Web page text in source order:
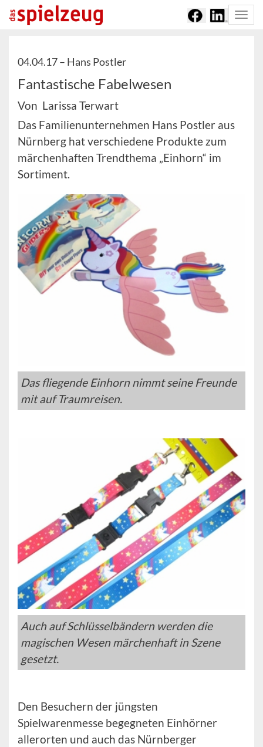
04.04.17 – Hans Postler
Fantastische Fabelwesen
Von Larissa Terwart
Das Familienunternehmen Hans Postler aus
Nürnberg hat verschiedene Produkte zum
märchenhaften Trendthema „Einhorn“ im
Sortiment.
Das fliegende Einhorn nimmt seine Freunde
mit auf Traumreisen.
Auch auf Schlüsselbändern werden die
magischen Wesen märchenhaft in Szene
gesetzt.
Den Besuchern der jüngsten
Spielwarenmesse begegneten Einhörner
allerorten und auch das Nürnberger